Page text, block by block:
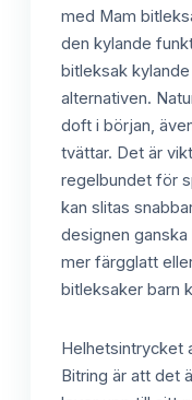
med Mam
den kylande
bitleksak
alternativen.
doft i början,
tvättar. Det är
regelbundet för
kan slitas
designen
mer färgglatt
bitleksaker barn
Helhetsintrycket
Bitring är att det